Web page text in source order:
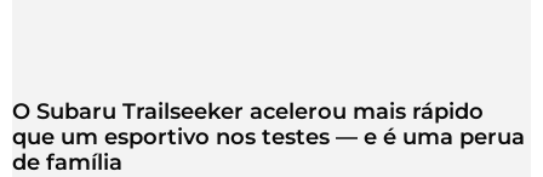
O Subaru Trailseeker acelerou mais rápido
que um esportivo nos testes — e é uma perua
de família